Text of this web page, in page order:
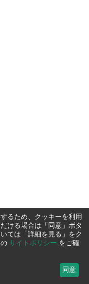
るため、クッキーを利用
ける場合は「同意」ボタ
ては「詳細を見る」をク
サイトポリシー をご確
同意